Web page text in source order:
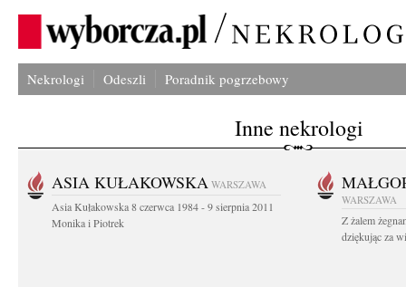
Nekrologi Odeszli Poradnik pogrzebowy
Inne nekrologi
ASIA KUŁAKOWSKA WARSZAWA
Asia Kułakowska 8 czerwca 1984 - 9 sierpnia 2011
Monika i Piotrek
WARSZAWA
Z żalem
dziękując za